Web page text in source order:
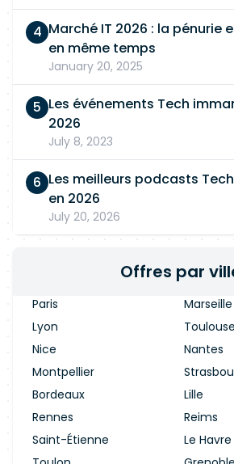
Marché IT 2026 : la pénurie
en même temps
January 20, 2025
Les événements Tech
2026
July 8, 2023
Les meilleurs podcasts
en 2026
July 20, 2026
Offres par
Paris
Marseille
Lyon
Toulouse
Nice
Nantes
Montpellier
Bordeaux
Lille
Rennes
Reims
Saint-Étienne
Le Havre